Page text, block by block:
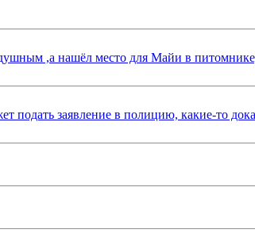
,а нашёл место для Майи в
заявление в полицию, какие-то